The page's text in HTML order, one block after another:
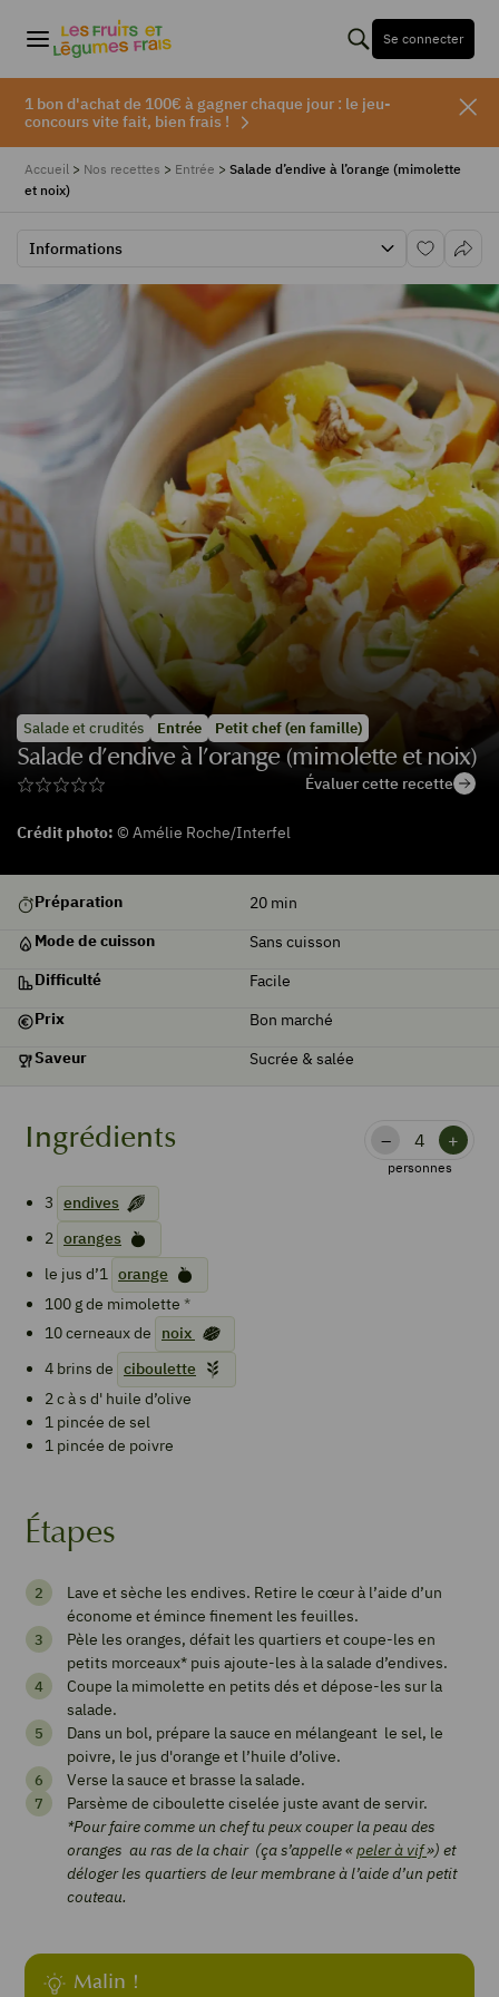
Se connecter
1 bon d'achat de 100€ à gagner chaque jour : le jeu-
concours vite fait, bien frais !
Accueil > Nos recettes > Entrée > Salade d’endive à l’orange (mimolette
et noix)
Informations
Salade et crudités Entrée Petit chef (en famille)
Salade d’endive à l’orange (mimolette et noix)
Évaluer cette recette
Crédit photo: © Amélie Roche/Interfel
Préparation 20 min
Mode de cuisson
Sans cuisson
Difficulté
Facile
Prix
Bon marché
Saveur
Sucrée & salée
Étapes
Lave et sèche les endives. Retire le cœur à l’aide d’un
économe et émince finement les feuilles.
Pèle les oranges, défait les quartiers et coupe-les en
petits morceaux* puis ajoute-les à la salade d’endives.
Coupe la mimolette en petits dés et dépose-les sur la
salade.
Dans un bol, prépare la sauce en mélangeant le sel, le
poivre, le jus d'orange et l’huile d’olive.
Verse la sauce et brasse la salade.
Parsème de ciboulette ciselée juste avant de servir.
*Pour faire comme un chef tu peux couper la peau des
oranges au ras de la chair (ça s’appelle «peler à vif») et
déloger les quartiers de leur membrane à l’aide d’un petit
couteau.
Malin !
Ingrédients – +
personnes
3 endives
2 oranges
le jus d’1 orange
100 g de mimolette *
10cerneaux de
noix
4 brins de ciboulette
2c à s d' huile d’olive
1 pincée de sel
1 pincée de poivre
d'endive
à
l'orange
(mimolette
et
noix)
Imprimer